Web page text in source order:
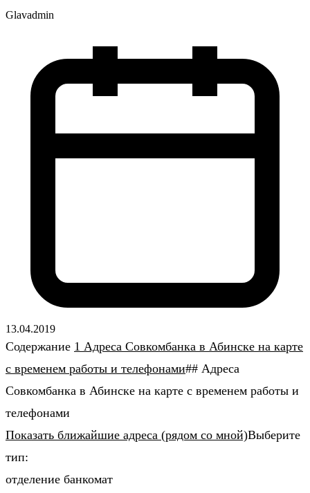
Glavadmin
13.04.2019
Содержание 1 Адреса Совкомбанка в Абинске на карте
с временем работы и телефонами## Адреса
Совкомбанка в Абинске на карте с временем работы и
телефонами
Показать ближайшие адреса (рядом со мной)Выберите
тип:
отделение банкомат